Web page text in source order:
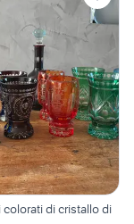
colorati di cristallo di